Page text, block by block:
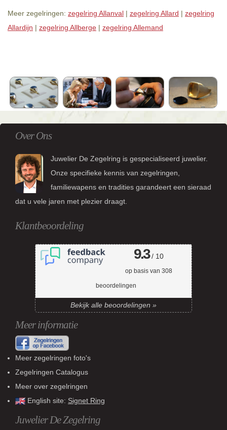
Meer zegelringen: zegelring Allanval | zegelring Allard | zegelring
Allardijn | zegelring Allberge | zegelring Allemand
Over Ons
Juwelier De Zegelring is gespecialiseerd juwelier.
Onze specifieke kennis van zegelringen,
familiewapens en tradities garandeert een sieraad
dat u vele jaren met plezier draagt.
Klantbeoordeling
9.3/ 10
op basis van 308
beoordelingen
Bekijk alle beoordelingen »
Meer informatie
Meer zegelringen foto's
Zegelringen Catalogus
Meer over zegelringen
English site: Signet Ring
Juwelier De Zegelring